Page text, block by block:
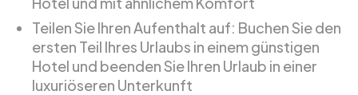
Teilen Sie Ihren Aufenthalt auf: Buchen Sie den
ersten Teil Ihres Urlaubs in einem günstigen
Hotel und beenden Sie Ihren Urlaub in einer
luxuriöseren Unterkunft